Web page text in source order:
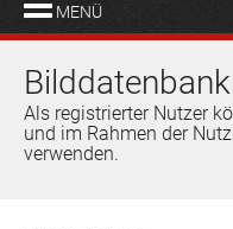
MENÜ
Bilddatenbank
Als registrierter Nutzer
und im Rahmen der
verwenden.